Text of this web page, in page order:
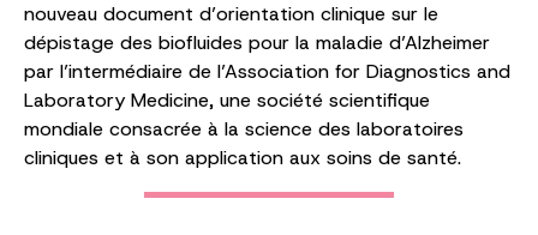
nouveau document d’orientation clinique sur le
dépistage des biofluides pour la maladie d’Alzheimer
par l’intermédiaire de l’Association for Diagnostics and
Laboratory Medicine, une société scientifique
mondiale consacrée à la science des laboratoires
cliniques et à son application aux soins de santé.